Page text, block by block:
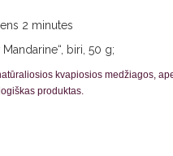
2 minutes
biri, 50 g;
kvapiosios medžiagos,
produktas.